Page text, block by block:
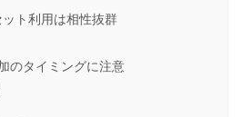
ト利用は相性抜群
のタイミングに注意